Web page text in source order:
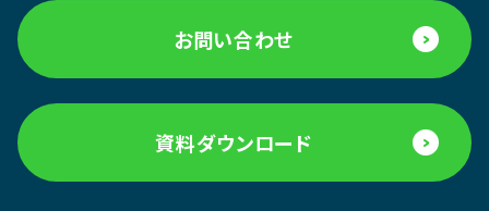
お問い合わせ
資料ダウンロード